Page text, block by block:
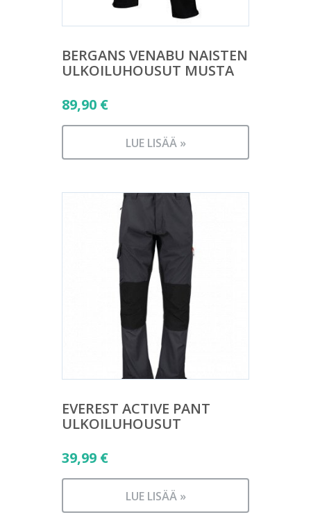
BERGANS VENABU NAISTEN
ULKOILUHOUSUT MUSTA
89,90 €
LUE LISÄÄ »
EVEREST ACTIVE PANT
ULKOILUHOUSUT
39,99 €
LUE LISÄÄ »